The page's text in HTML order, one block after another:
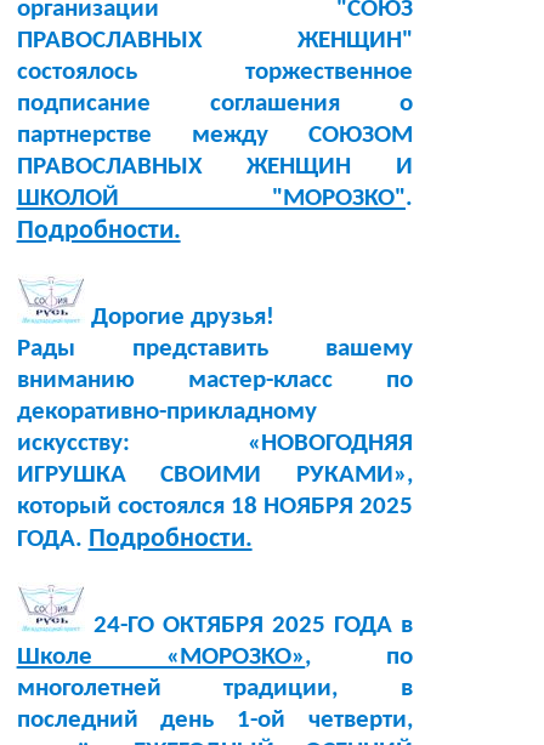
организации "СОЮЗ
ПРАВОСЛАВНЫХ ЖЕНЩИН"
состоялось торжественное
подписание соглашения о
партнерстве между СОЮЗОМ
ПРАВОСЛАВНЫХ ЖЕНЩИН И
ШКОЛОЙ "МОРОЗКО".
Подробности.
Дорогие друзья!
Рады представить вашему
вниманию мастер-класс по
декоративно-прикладному
искусству: «НОВОГОДНЯЯ
ИГРУШКА СВОИМИ РУКАМИ»,
который состоялся 18 НОЯБРЯ 2025
ГОДА. Подробности.
24-ГО ОКТЯБРЯ 2025 ГОДА в
Школе «МОРОЗКО», по
многолетней традиции, в
последний день 1-ой четверти,